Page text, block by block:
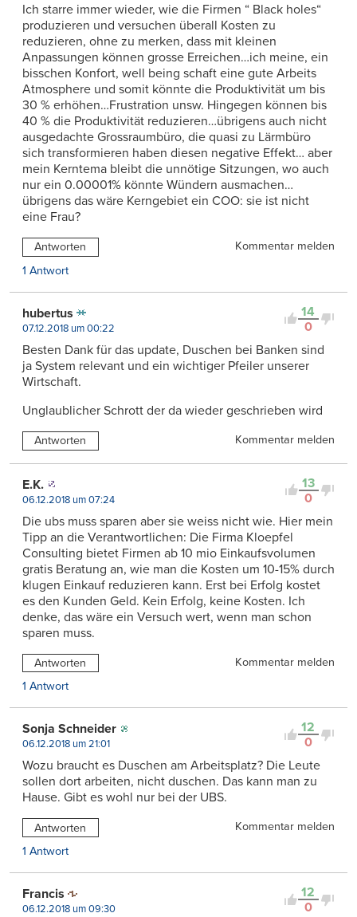
Ich starre immer wieder, wie die Firmen “ Black holes“
produzieren und versuchen überall Kosten zu
reduzieren, ohne zu merken, dass mit kleinen
Anpassungen können grosse Erreichen…ich meine, ein
bisschen Konfort, well being schaft eine gute Arbeits
Atmosphere und somit könnte die Produktivität um bis
30 % erhöhen…Frustration unsw. Hingegen können bis
40 % die Produktivität reduzieren…übrigens auch nicht
ausgedachte Grossraumbüro, die quasi zu Lärmbüro
sich transformieren haben diesen negative Effekt… aber
mein Kerntema bleibt die unnötige Sitzungen, wo auch
nur ein 0.00001% könnte Wündern ausmachen…
übrigens das wäre Kerngebiet ein COO: sie ist nicht
eine Frau?
Antworten
Kommentar melden
1 Antwort
14
0
hubertus
07.12.2018 um 00:22
Besten Dank für das update, Duschen bei Banken sind
ja System relevant und ein wichtiger Pfeiler unserer
Wirtschaft.
Unglaublicher Schrott der da wieder geschrieben wird
Antworten Kommentar melden
13
0
E.K.
06.12.2018 um 07:24
Die ubs muss sparen aber sie weiss nicht wie. Hier mein
Tipp an die Verantwortlichen: Die Firma Kloepfel
Consulting bietet Firmen ab 10 mio Einkaufsvolumen
gratis Beratung an, wie man die Kosten um 10-15% durch
klugen Einkauf reduzieren kann. Erst bei Erfolg kostet
es den Kunden Geld. Kein Erfolg, keine Kosten. Ich
denke, das wäre ein Versuch wert, wenn man schon
sparen muss.
Antworten
Kommentar melden
1 Antwort
12
0
Sonja Schneider
06.12.2018 um 21:01
Wozu braucht es Duschen am Arbeitsplatz? Die Leute
sollen dort arbeiten, nicht duschen. Das kann man zu
Hause. Gibt es wohl nur bei der UBS.
Antworten
Kommentar melden
1 Antwort
12
0
Francis
06.12.2018 um 09:30